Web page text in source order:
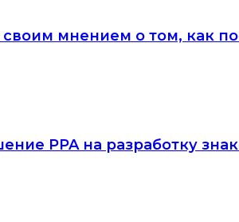
мнением о том, как
PPA на разработку